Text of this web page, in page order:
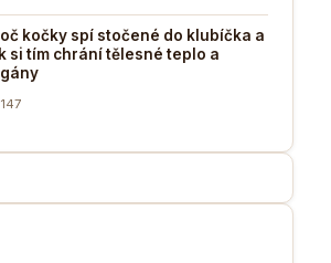
kočky spí stočené do klubíčka a
si tím chrání tělesné teplo a